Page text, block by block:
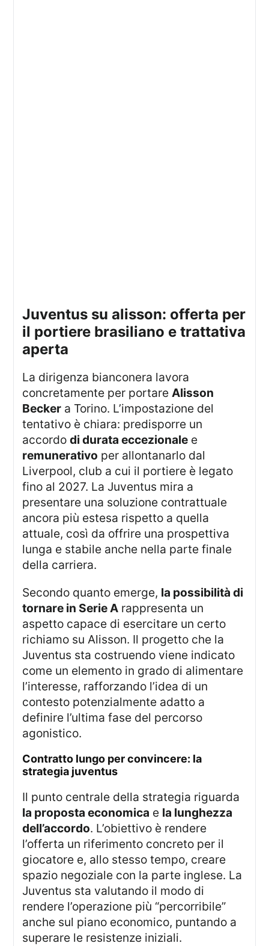
juventus su alisson: offerta per
il portiere brasiliano e trattativa
aperta
La dirigenza bianconera lavora
concretamente per portareAlisson
Becker a Torino. L’impostazione del
tentativo è chiara: predisporre un
accordodi durata eccezionale e
remunerativo per allontanarlo dal
Liverpool, club a cui il portiere è legato
fino al 2027. La Juventus mira a
presentare una soluzione contrattuale
ancora più estesa rispetto a quella
attuale, così da offrire una prospettiva
lunga e stabile anche nella parte finale
della carriera.
Secondo quanto emerge, la possibilità di
tornare in Serie A rappresenta un
aspetto capace di esercitare un certo
richiamo su Alisson. Il progetto che la
Juventus sta costruendo viene indicato
come un elemento in grado di alimentare
l’interesse, rafforzando l’idea di un
contesto potenzialmente adatto a
definire l’ultima fase del percorso
agonistico.
contratto lungo per convincere: la
strategia juventus
Il punto centrale della strategia riguarda
la proposta economica e la lunghezza
dell’accordo. L’obiettivo è rendere
l’offerta un riferimento concreto per il
giocatore e, allo stesso tempo, creare
spazio negoziale con la parte inglese. La
Juventus sta valutando il modo di
rendere l’operazione più “percorribile”
anche sul piano economico, puntando a
superare le resistenze iniziali.